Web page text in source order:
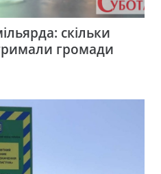
скільки
громади